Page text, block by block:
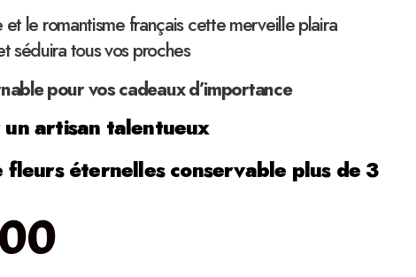
et le romantisme français cette merveille plaira
séduira tous vos proches
pour vos cadeaux d’importance
un artisan talentueux
éternelles conservable plus de 3